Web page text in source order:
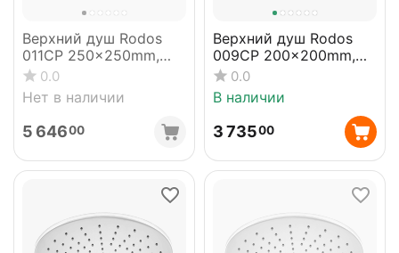
Верхний душ Rodos
011CP 250x250mm,
квадратный
0.0
Нет в наличии
5 64600
Верхний душ Rodos
009CP 200x200mm,
квадратный
0.0
В наличии
3 73500